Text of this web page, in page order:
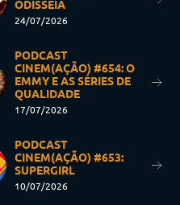
ODISSEIA
24/07/2026
PODCAST
CINEM(AÇÃO) #654: O
EMMY E AS SÉRIES DE
QUALIDADE
17/07/2026
PODCAST
CINEM(AÇÃO) #653:
SUPERGIRL
10/07/2026